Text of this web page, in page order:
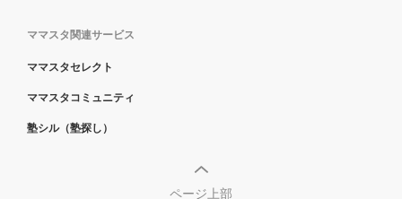
ママスタ関連サービス
ママスタセレクト
ママスタコミュニティ
塾シル（塾探し）
ページ上部